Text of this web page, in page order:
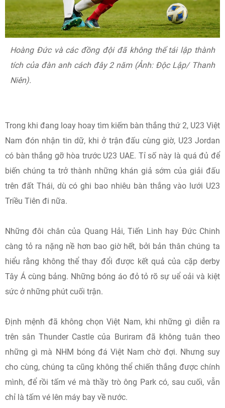
Hoàng Đức và các đồng đội đã không thể tái lập thành
tích của đàn anh cách đây 2 năm (Ảnh: Độc Lập/ Thanh
Niên).
Trong khi đang loay hoay tìm kiếm bàn thắng thứ 2, U23 Việt
Nam đón nhận tin dữ, khi ở trận đấu cùng giờ, U23 Jordan
có bàn thắng gỡ hòa trước U23 UAE. Tỉ số này là quá đủ để
biến chúng ta trở thành những khán giả sớm của giải đấu
trên đất Thái, dù có ghi bao nhiêu bàn thắng vào lưới U23
Triều Tiên đi nữa.
Những đôi chân của Quang Hải, Tiến Linh hay Đức Chinh
càng tỏ ra nặng nề hơn bao giờ hết, bởi bản thân chúng ta
hiểu rằng không thể thay đổi được kết quả của cặp derby
Tây Á cùng bảng. Những bóng áo đỏ tỏ rõ sự uể oải và kiệt
sức ở những phút cuối trận.
Định mệnh đã không chọn Việt Nam, khi những gì diễn ra
trên sân Thunder Castle của Buriram đã không tuân theo
những gì mà NHM bóng đá Việt Nam chờ đợi. Nhưng suy
cho cùng, chúng ta cũng không thể chiến thắng được chính
mình, để rồi tấm vé mà thầy trò ông Park có, sau cuối, vẫn
chỉ là tấm vé lên máy bay về nước.